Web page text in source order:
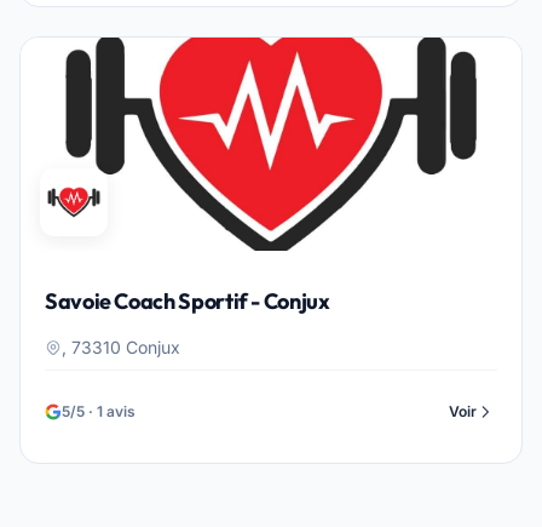
Savoie Coach Sportif - Conjux
, 73310 Conjux
5/5 · 1 avis Voir